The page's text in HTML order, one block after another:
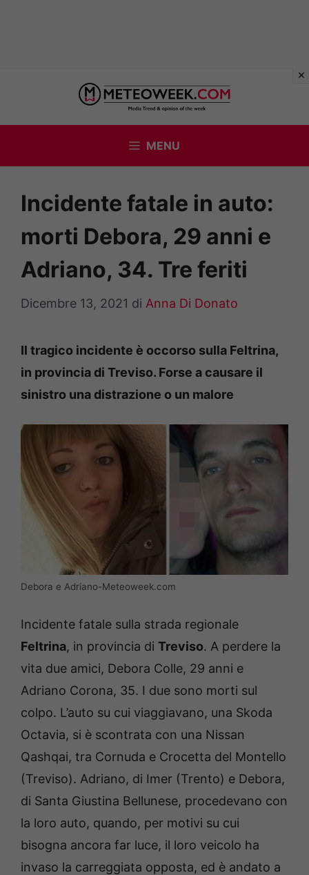
contenuto
MENU
Incidente fatale in auto:
morti Debora, 29 anni e
Adriano, 34. Tre feriti
Dicembre 13, 2021 di Anna Di Donato
Il tragico incidente è occorso sulla Feltrina,
in provincia di Treviso. Forse a causare il
sinistro una distrazione o un malore
Debora e Adriano-Meteoweek.com
Incidente fatale sulla strada regionale
Feltrina, in provincia di Treviso. A perdere la
vita due amici, Debora Colle, 29 anni e
Adriano Corona, 35. I due sono morti sul
colpo. L’auto su cui viaggiavano, una Skoda
Octavia, si è scontrata con una Nissan
Qashqai, tra Cornuda e Crocetta del Montello
(Treviso). Adriano, di Imer (Trento) e Debora,
di Santa Giustina Bellunese, procedevano con
la loro auto, quando, per motivi su cui
bisogna ancora far luce, il loro veicolo ha
invaso la carreggiata opposta, ed è andato a